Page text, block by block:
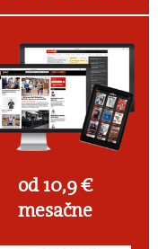
od 10,9 €
mesačne